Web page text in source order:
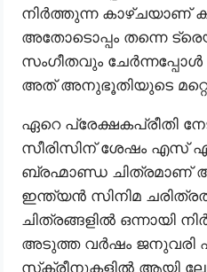
നിർത്തുന്ന കാഴ്ചയാണ്
അതോടൊപ്പം തന്നെ
സംഗീതവും
അത് അനുഭൂതിയുടെ
ഏറെ പ്രേക്ഷകപ്രീതി
സീരിസിന് ശേഷം എസ്
ബ്രഹ്മാണ്ഡ
ഇന്ത്യൻ സിനിമ
ചിത്രങ്ങളിൽ ഒന്നായി
അടുത്ത വർഷം ജനുവരി
സ്‌ക്രീനുകളിൽ ആയി